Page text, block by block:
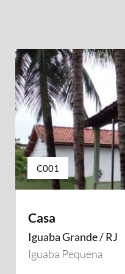
C001
Casa
Iguaba Grande / RJ
Iguaba Pequena